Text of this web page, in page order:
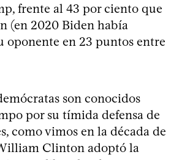
frente al 43 por ciento que
(en 2020 Biden había
oponente en 23 puntos entre
son conocidos
por su tímida defensa de
como vimos en la década de
Clinton adoptó la